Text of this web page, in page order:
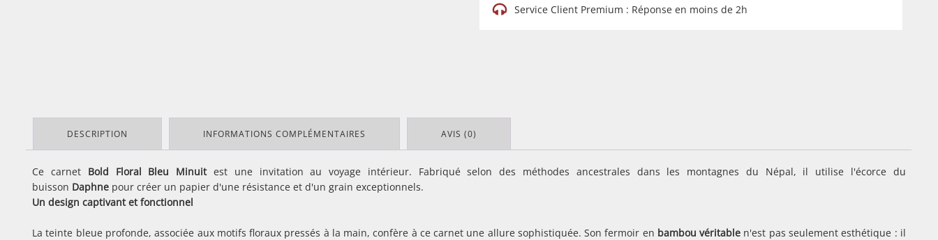
Bleu
Service Client Premium : Réponse en moins de 2h
DESCRIPTION INFORMATIONS COMPLÉMENTAIRES AVIS (0)
Ce carnet Bold Floral Bleu Minuitest une invitation au voyage intérieur. Fabriqué selon des méthodes ancestrales dans les montagnes du Népal, il utilise l'écorce du
buisson Daphne pour créer un papier d'une résistance et d'un grain exceptionnels.
Un design captivant et fonctionnel
La teinte bleue profonde, associée aux motifs floraux pressés à la main, confère à ce carnet une allure sophistiquée. Son fermoir en bambou véritable n'est pas seulement esthétique : il